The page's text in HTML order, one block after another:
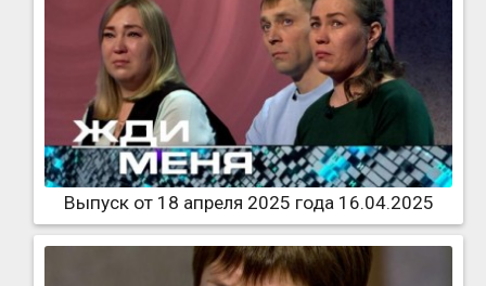
Выпуск от 18 апреля 2025 года 16.04.2025